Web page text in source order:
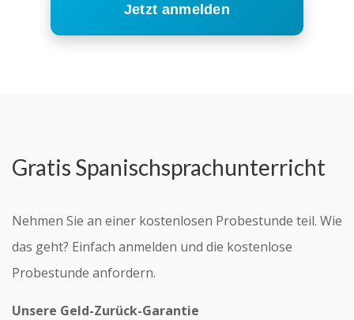
Jetzt anmelden
Gratis Spanischsprachunterricht
Nehmen Sie an einer kostenlosen Probestunde teil. Wie
das geht? Einfach anmelden und die kostenlose
Probestunde anfordern.
Unsere Geld-Zurück-Garantie